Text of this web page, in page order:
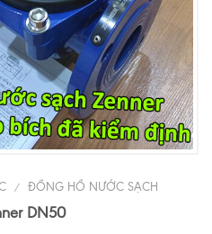
/ ĐỒNG HỒ NƯỚC SẠCH
DN50